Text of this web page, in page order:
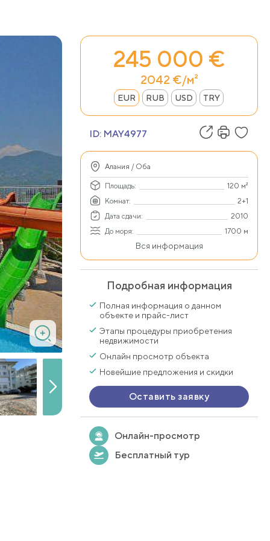
245 000 €
2042 €/м²
EUR RUB USD TRY
ID: MAY4977
Алания / Оба
Площадь:
120 м²
Комнат:
2+1
Дата сдачи:
2010
До моря:
1700 м
Вся информация
Подробная информация
Полная информация о данном
объекте и прайс-лист
Этапы процедуры приобретения
недвижимости
Онлайн просмотр объекта
Новейшие предложения и скидки
Оставить заявку
Онлайн-просмотр
Бесплатный тур